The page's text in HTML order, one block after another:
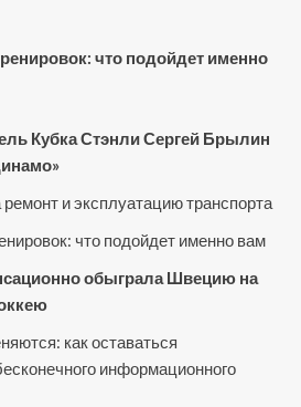
что подойдет именно
Кубка Стэнли Сергей Брылин
и эксплуатацию транспорта
что подойдет именно вам
обыграла Швецию на
как оставаться
информационного